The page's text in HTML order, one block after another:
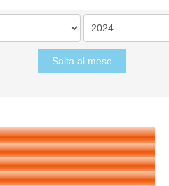
Salta al mese